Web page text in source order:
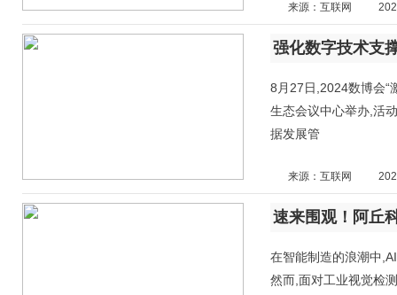
来源：互联网
8月27日,2024数博会“
生态会议中心举办,活
据发展管
来源：互联网
速来围观！阿丘
在智能制造的浪潮中
然而,面对工业视觉检